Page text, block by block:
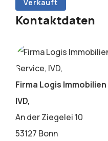
Verkauft
Kontaktdaten
Firma Logis
IVD,
An der Ziegelei 10
53127 Bonn